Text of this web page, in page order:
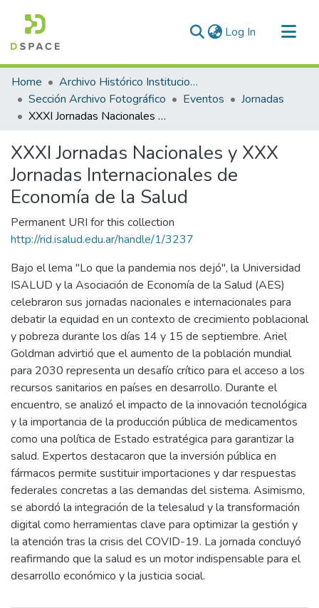
Log In (current)
Communities & Collections
All of DSpace
Statistics
Home
Archivo Histórico Institucional
Sección Archivo Fotográfico
Eventos
Jornadas
XXXI Jornadas Nacionales y XXX Jornadas Internacionales de Economía de la Salud
XXXI Jornadas Nacionales y XXX
Jornadas Internacionales de
Economía de la Salud
Permanent URI for this collection
http://rid.isalud.edu.ar/handle/1/3237
Bajo el lema "Lo que la pandemia nos dejó", la Universidad
ISALUD y la Asociación de Economía de la Salud (AES)
celebraron sus jornadas nacionales e internacionales para
debatir la equidad en un contexto de crecimiento poblacional
y pobreza durante los días 14 y 15 de septiembre. Ariel
Goldman advirtió que el aumento de la población mundial
para 2030 representa un desafío crítico para el acceso a los
recursos sanitarios en países en desarrollo. Durante el
encuentro, se analizó el impacto de la innovación tecnológica
y la importancia de la producción pública de medicamentos
como una política de Estado estratégica para garantizar la
salud. Expertos destacaron que la inversión pública en
fármacos permite sustituir importaciones y dar respuestas
federales concretas a las demandas del sistema. Asimismo,
se abordó la integración de la telesalud y la transformación
digital como herramientas clave para optimizar la gestión y
la atención tras la crisis del COVID-19. La jornada concluyó
reafirmando que la salud es un motor indispensable para el
desarrollo económico y la justicia social.